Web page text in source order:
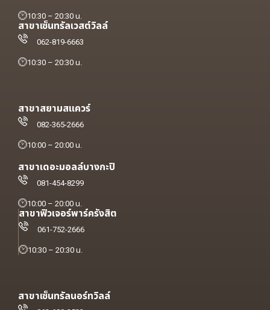
10:30 – 20:30 น.
สาขาเซ็นทรัลเวสต์วิลล์
062-819-6663
10:30 – 20:30 น.
สาขาสยามสแควร์
082-365-2666
10:00 – 20:00 น.
สาขาเดอะมอลล์บางกะปิ
081-454-8299
10:00 – 20:00 น.
สาขาฟิวเจอร์พาร์ครังสิต
061-752-2666
10:30 – 20:30 น.
สาขาเซ็นทรัลนอร์ทวิลล์